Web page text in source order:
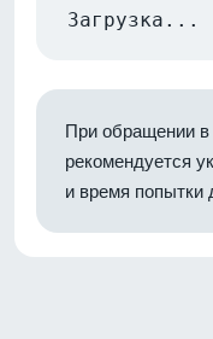
Загрузка...
При обращении
рекомендуется
и время попытки